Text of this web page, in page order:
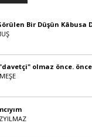
Bir Düşün Kâbusa
olmaz önce.